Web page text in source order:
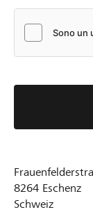
8264 Eschenz
Schweiz